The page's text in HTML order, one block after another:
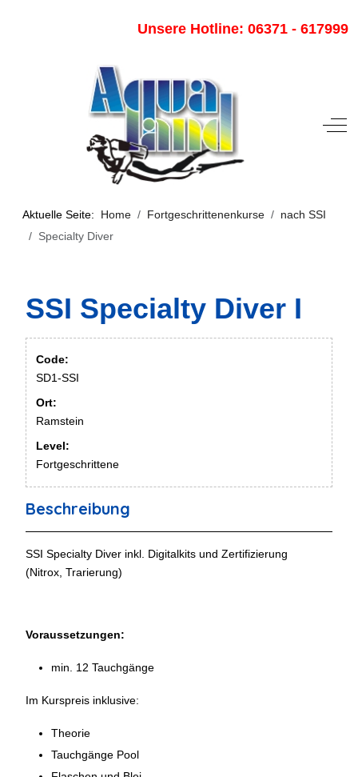
Unsere Hotline: 06371 - 617999
Off-
Aktuelle Seite: Home Fortgeschrittenenkurse
nach SSI
Specialty Diver
SSI Specialty Diver I
Code:
SD1-SSI
Ort:
Ramstein
Level:
Fortgeschrittene
Beschreibung
SSI Specialty Diver inkl. Digitalkits und Zertifizierung
(Nitrox, Trarierung)
Voraussetzungen:
min. 12 Tauchgänge
Im Kurspreis inklusive:
Theorie
Tauchgänge Pool